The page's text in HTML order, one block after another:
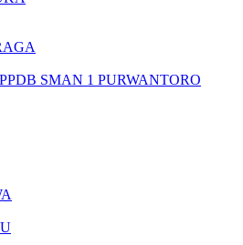
SMAN 1 PURWANTORO